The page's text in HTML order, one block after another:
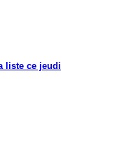
liste ce jeudi